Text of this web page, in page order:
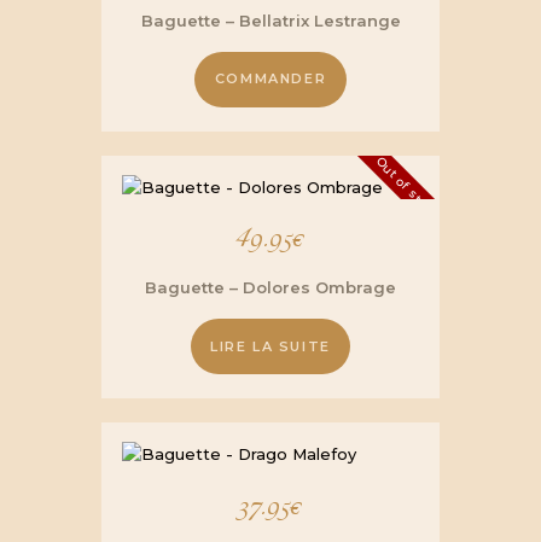
Baguette – Bellatrix Lestrange
COMMANDER
Out of stock
49.95€
Baguette – Dolores Ombrage
LIRE LA SUITE
37.95€